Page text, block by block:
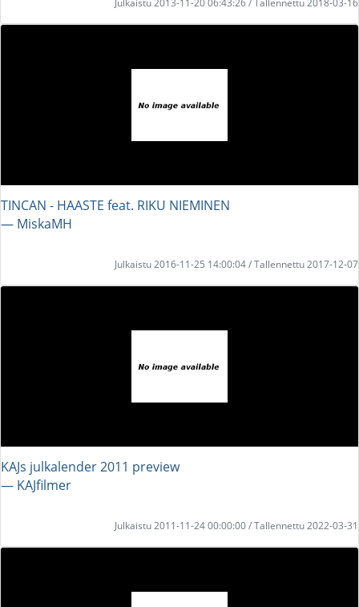
TINCAN - HAASTE feat. RIKU NIEMINEN
― MiskaMH
Julkaistu 2016-11-25 14:00:04 / Tallennettu 2017-12-07
KAJs julkalender 2011 preview
― KAJfilmer
Julkaistu 2011-11-24 00:00:00 / Tallennettu 2022-03-31